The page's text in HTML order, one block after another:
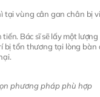
vùng cân gan chân bị
Bác sĩ sẽ lấy một
tổn thương tại lòng
phương pháp phù hợp